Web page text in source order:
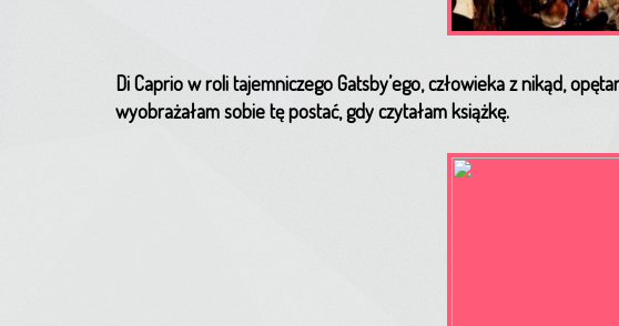
Di Caprio w roli tajemniczego Gatsby’ego, człowieka z nikąd,
wyobrażałam sobie tę postać, gdy czytałam książkę.